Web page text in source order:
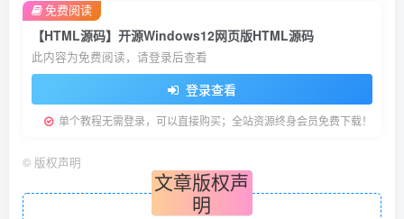
【HTML源码】开源Windows12网页版HTML源码
此内容为免费阅读，请登录后查看
登录查看
单个教程无需登录，可以直接购买；全站资源终身会员免费下载！
免费阅读
© 版权声明
文章版权声
明